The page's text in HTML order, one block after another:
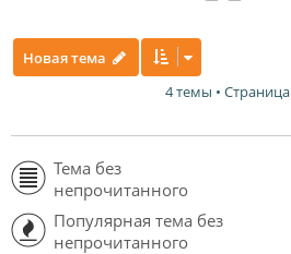
Новая тема
4 темы • Страница
Тема без
непрочитанного
Популярная тема без
непрочитанного